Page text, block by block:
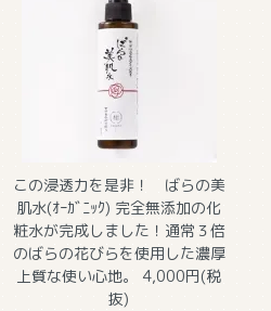
この浸透力を是非！ ばらの美
肌水(ｵｰｶﾞﾆｯｸ) 完全無添加の化
粧水が完成しました！通常３倍
のばらの花びらを使用した濃厚
上質な使い心地。 4,000円(税
抜)